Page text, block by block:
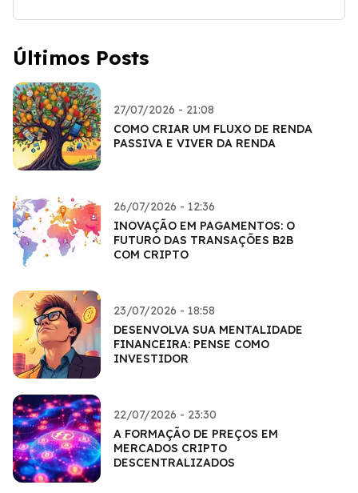
Últimos Posts
27/07/2026 - 21:08
COMO CRIAR UM FLUXO DE RENDA
PASSIVA E VIVER DA RENDA
26/07/2026 - 12:36
INOVAÇÃO EM PAGAMENTOS: O
FUTURO DAS TRANSAÇÕES B2B
COM CRIPTO
23/07/2026 - 18:58
DESENVOLVA SUA MENTALIDADE
FINANCEIRA: PENSE COMO
INVESTIDOR
22/07/2026 - 23:30
A FORMAÇÃO DE PREÇOS EM
MERCADOS CRIPTO
DESCENTRALIZADOS